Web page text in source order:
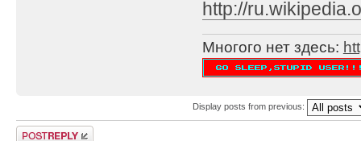
http://
Многого нет здесь:
Display posts from previous:
Post a reply